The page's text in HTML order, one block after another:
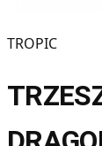
TROPIC